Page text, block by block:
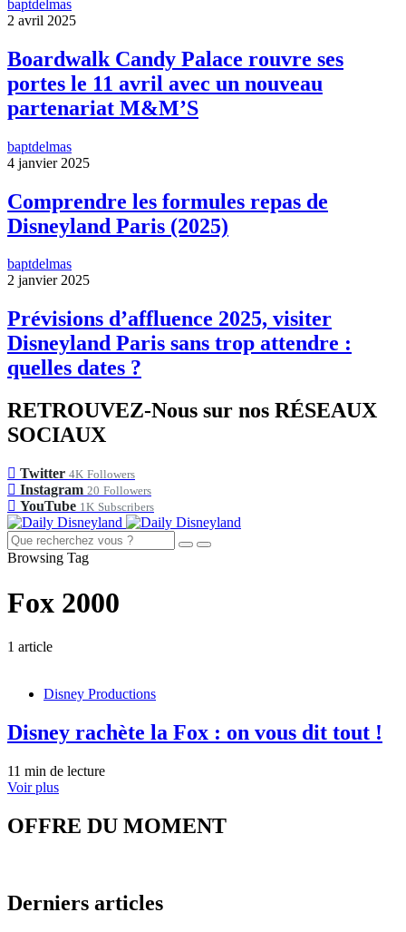
baptdelmas
2 avril 2025
Boardwalk Candy Palace rouvre ses
portes le 11 avril avec un nouveau
partenariat M&M’S
baptdelmas
4 janvier 2025
Comprendre les formules repas de
Disneyland Paris (2025)
baptdelmas
2 janvier 2025
Prévisions d’affluence 2025, visiter
Disneyland Paris sans trop attendre :
quelles dates ?
RETROUVEZ-Nous sur nos RÉSEAUX
SOCIAUX
Twitter 4K Followers
Instagram 20 Followers
YouTube 1K Subscribers
Browsing Tag
Fox 2000
1 article
Disney Productions
Disney rachète la Fox : on vous dit tout !
11 min de lecture
Voir plus
OFFRE DU MOMENT
Derniers articles